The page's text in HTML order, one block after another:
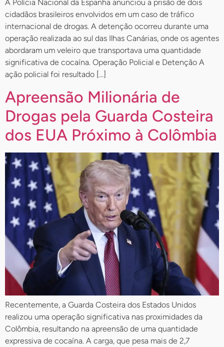
A Polícia Nacional da Espanha anunciou a prisão de dois
cidadãos brasileiros envolvidos em um caso de tráfico
internacional de drogas. A detenção ocorreu durante uma
operação realizada ao sul das Ilhas Canárias, onde os agentes
abordaram um veleiro que transportava uma quantidade
significativa de cocaína. Operação Policial e Detenção A
ação policial foi resultado […]
Apreensão Milionária de
Drogas pela Guarda Costeira
dos EUA Próximo à Colômbia
Recentemente, a Guarda Costeira dos Estados Unidos
realizou uma operação significativa nas proximidades da
Colômbia, resultando na apreensão de uma quantidade
expressiva de cocaína. A carga, que pesa mais de 2,7